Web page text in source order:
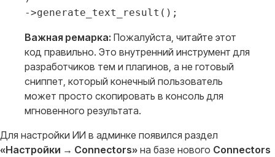
Важная ремарка: Пожалуйста, читайте этот
код правильно. Это внутренний инструмент для
разработчиков тем и плагинов, а не готовый
сниппет, который конечный пользователь
может просто скопировать в консоль для
мгновенного результата.
Для настройки ИИ в админке появился раздел
«Настройки → Connectors» на базе нового Connectors